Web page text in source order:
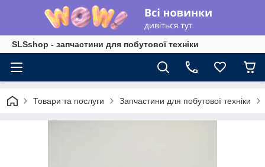
SLSshop - запчастини для побутової техніки
Товари та послуги Запчастини для побутової техніки